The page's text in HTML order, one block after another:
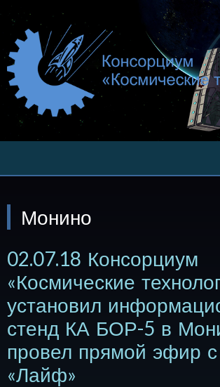
Монино
02.07.18 Консорциум
«Космические
установил
стенд КА БОР-5 в
провел прямой эфир
«Лайф»